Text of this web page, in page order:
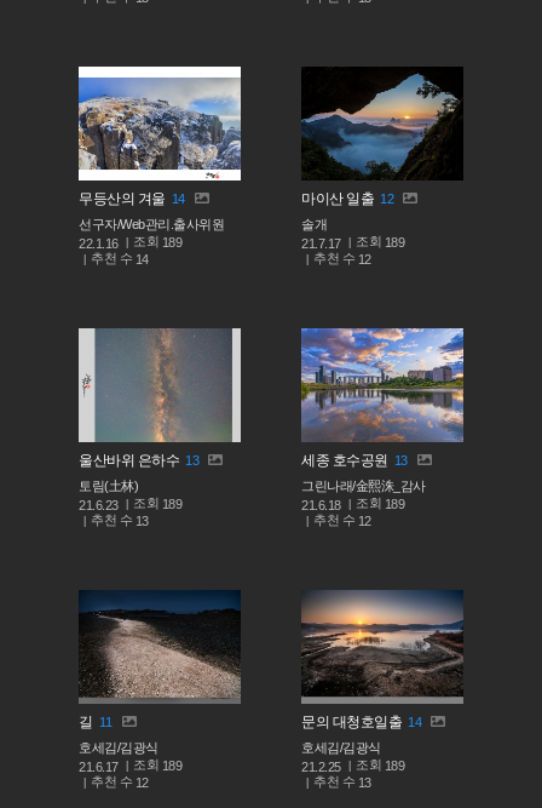
무등산의 겨울 14
선구자/Web관리.출사위원
22.1.16
조회 189
추천 수 14
마이산 일출 12
솔개
21.7.17
조회 189
추천 수 12
울산바위 은하수 13
토림(土林)
21.6.23
조회 189
추천 수 13
세종 호수공원 13
그린나래/金熙洙_감사
21.6.18
조회 189
추천 수 12
길 11
호세김/김광식
21.6.17
조회 189
추천 수 12
문의 대청호일출 14
호세김/김광식
21.2.25
조회 189
추천 수 13